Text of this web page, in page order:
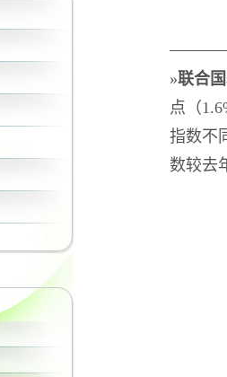
»联合
点（
指数不
数较去